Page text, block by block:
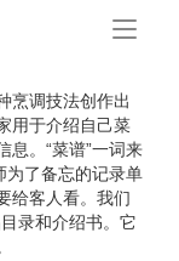
手
烹调技法创作出
用于介绍自己菜
息。“菜谱”一词来
为了备忘的记录单
给客人看。我们
录和介绍书。它